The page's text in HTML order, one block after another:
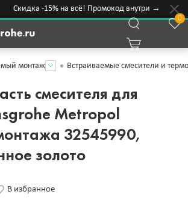
Скидка -15% на всё! Промокод внутри →
0
монтаж Встраиваемые смесители и
смесителя для
Metropol
32545990,
золото
В избранное